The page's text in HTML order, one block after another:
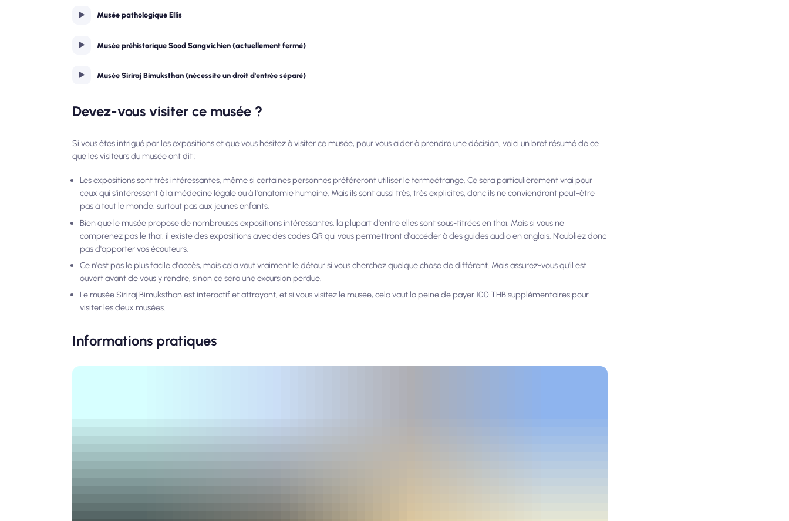
Musée pathologique Ellis
Musée préhistorique Sood Sangvichien (actuellement fermé)
Musée Siriraj Bimuksthan (nécessite un droit d'entrée séparé)
Devez-vous visiter ce musée ?
Si vous êtes intrigué par les expositions et que vous hésitez à visiter ce musée, pour vous aider à prendre une décision, voici un bref résumé de ce
que les visiteurs du musée ont dit :
Les expositions sont très intéressantes, même si certaines personnes préféreront utiliser le termeétrange. Ce sera particulièrement vrai pour
ceux qui s'intéressent à la médecine légale ou à l'anatomie humaine. Mais ils sont aussi très, très explicites, donc ils ne conviendront peut-être
pas à tout le monde, surtout pas aux jeunes enfants.
Bien que le musée propose de nombreuses expositions intéressantes, la plupart d'entre elles sont sous-titrées en thaï. Mais si vous ne
comprenez pas le thaï, il existe des expositions avec des codes QR qui vous permettront d'accéder à des guides audio en anglais. N'oubliez donc
pas d'apporter vos écouteurs.
Ce n'est pas le plus facile d'accès, mais cela vaut vraiment le détour si vous cherchez quelque chose de différent. Mais assurez-vous qu'il est
ouvert avant de vous y rendre, sinon ce sera une excursion perdue.
Le musée Siriraj Bimuksthan est interactif et attrayant, et si vous visitez le musée, cela vaut la peine de payer 100 THB supplémentaires pour
visiter les deux musées.
Informations pratiques